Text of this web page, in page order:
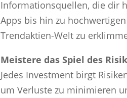
Informationsquellen, die dir
Apps bis hin zu
Trendaktien-Welt zu
Meistere das Spiel des
Jedes Investment birgt
um Verluste zu minimieren